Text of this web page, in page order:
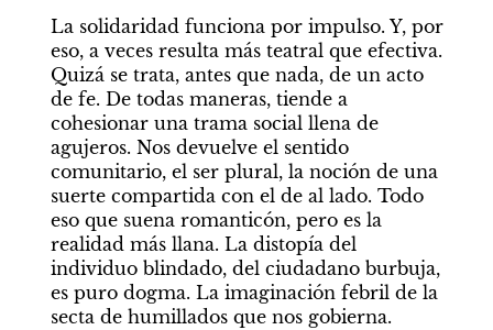
La solidaridad funciona por impulso. Y, por
eso, a veces resulta más teatral que efectiva.
Quizá se trata, antes que nada, de un acto
de fe. De todas maneras, tiende a
cohesionar una trama social llena de
agujeros. Nos devuelve el sentido
comunitario, el ser plural, la noción de una
suerte compartida con el de al lado. Todo
eso que suena romanticón, pero es la
realidad más llana. La distopía del
individuo blindado, del ciudadano burbuja,
es puro dogma. La imaginación febril de la
secta de humillados que nos gobierna.